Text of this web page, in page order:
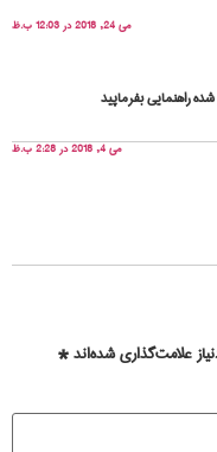
می 24, 2018 در 12:03 ب.ظ
راهنمایی بفرماپید
می 4, 2018 در 2:28 ب.ظ
علامت‌گذاری شده‌اند*